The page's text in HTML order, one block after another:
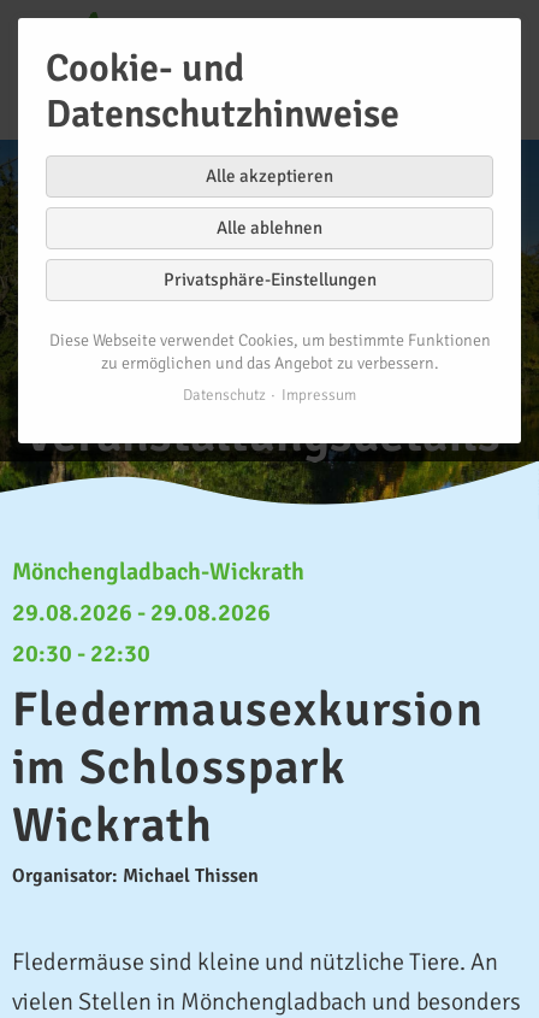
Veranstaltungsdetails
Mönchengladbach-Wickrath
29.08.2026 - 29.08.2026
20:30 - 22:30
Fledermausexkursion
im Schlosspark
Wickrath
Organisator: Michael Thissen
Fledermäuse sind kleine und nützliche Tiere. An
vielen Stellen in Mönchengladbach und besonders
Cookie- und
Datenschutzhinweise
Alle akzeptieren
Alle ablehnen
Privatsphäre-Einstellungen
Diese Webseite verwendet Cookies, um bestimmte Funktionen
zu ermöglichen und das Angebot zu verbessern.
Datenschutz Impressum